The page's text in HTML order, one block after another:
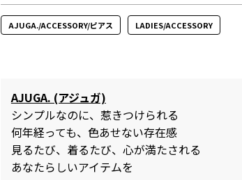
AJUGA./ACCESSORY/ピアス LADIES/ACCESSORY
AJUGA. (アジュガ)
シンプルなのに、惹きつけられる
何年経っても、色あせない存在感
見るたび、着るたび、心が満たされる
あなたらしいアイテムを